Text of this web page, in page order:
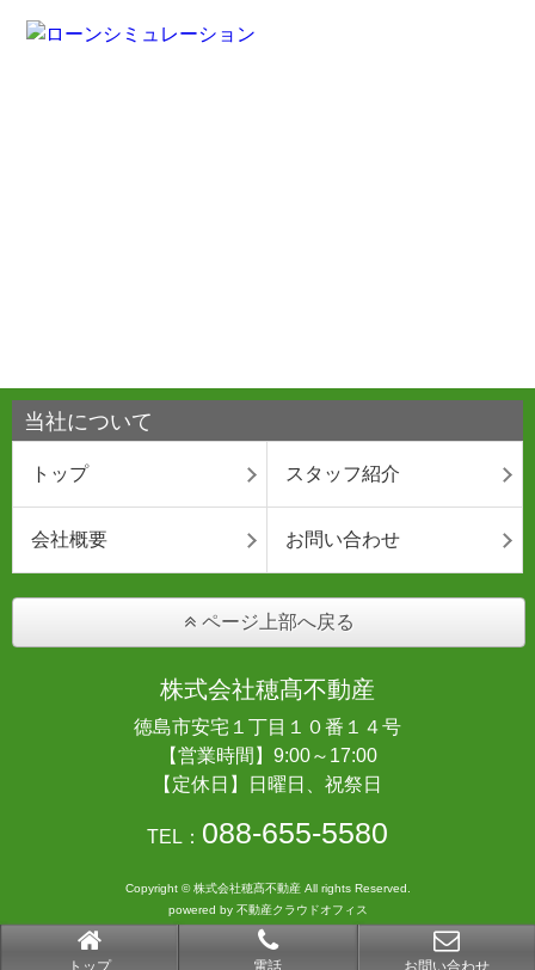
トップ 電話 お問い合わせ
当社について
トップ スタッフ紹介
会社概要 お問い合わせ
ページ上部へ戻る
株式会社穂髙不動産
徳島市安宅１丁目１０番１４号
【営業時間】9:00～17:00
【定休日】日曜日、祝祭日
TEL： 088-655-5580
Copyright © 株式会社穂髙不動産 All rights Reserved.
powered by 不動産クラウドオフィス